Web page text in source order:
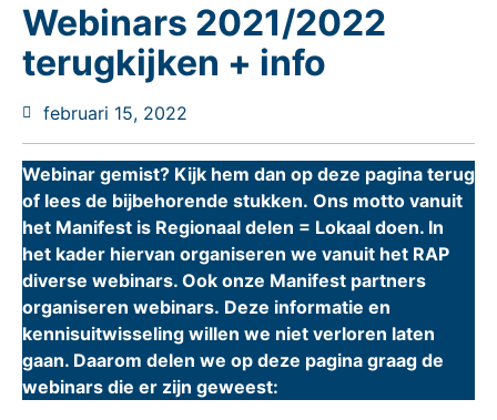
Webinars 2021/2022
terugkijken + info
februari 15, 2022
Webinar gemist? Kijk hem dan op deze pagina terug
of lees de bijbehorende stukken. Ons motto vanuit
het Manifest is Regionaal delen = Lokaal doen. In
het kader hiervan organiseren we vanuit het RAP
diverse webinars. Ook onze Manifest partners
organiseren webinars. Deze informatie en
kennisuitwisseling willen we niet verloren laten
gaan. Daarom delen we op deze pagina graag de
webinars die er zijn geweest: